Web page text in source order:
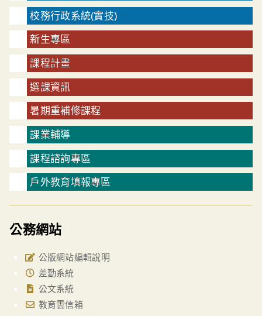
校務行政系統(實技)
新生專區
課程計畫
選課資訊
暑期重補修課程
課業輔導
課程諮詢專區
戶外教育填報專區
公務網站
公版網站編輯說明
差勤系統
公文系統
教育雲信箱